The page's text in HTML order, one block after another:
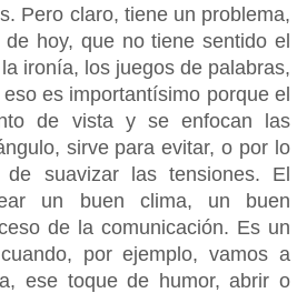
Pero claro, tiene un problema,
hoy, que no tiene sentido el
ironía, los juegos de palabras,
es importantísimo porque el
de vista y se enfocan las
sirve para evitar, o por lo
suavizar las tensiones. El
un buen clima, un buen
de la comunicación. Es un
por ejemplo, vamos a
ese toque de humor, abrir o